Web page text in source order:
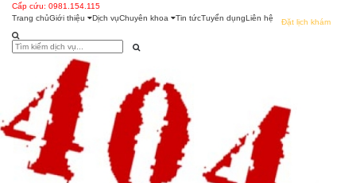
Cấp cứu: 0981.154.115
Trang chủGiới thiệu Dịch vụChuyên khoa Tin tứcTuyển dụngLiên hệ Đặt lịch khám